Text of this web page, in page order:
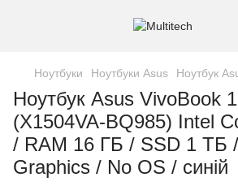
Ноутбуки Ноутбуки Asus Ноутбук
Ноутбук Asus VivoBook
(X1504VA-BQ985) Intel
/ RAM 16 ГБ / SSD 1 ТБ
Graphics / No OS / синій